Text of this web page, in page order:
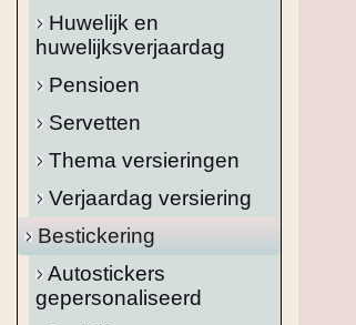
Huwelijk en
huwelijksverjaardag
Pensioen
Servetten
Thema versieringen
Verjaardag versiering
Bestickering
Autostickers
gepersonaliseerd